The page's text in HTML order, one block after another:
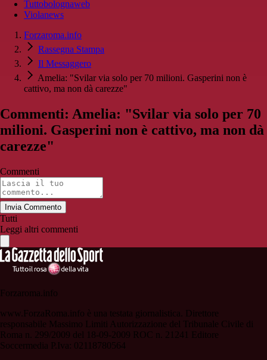
Tuttobolognaweb
Violanews
Forzaroma.info
Rassegna Stampa
Il Messaggero
Amelia: "Svilar via solo per 70 milioni. Gasperini non è
cattivo, ma non dà carezze"
Commenti: Amelia: "Svilar via solo per 70
milioni. Gasperini non è cattivo, ma non dà
carezze"
Commenti
Invia Commento
Tutti
Leggi altri commenti
Forzaroma.info
www.ForzaRoma.info è una testata giornalistica. Direttore
responsabile Massimo Limiti Autorizzazione del Tribunale Civile di
Roma n. 299/2009 del 18-09-2009 ROC n. 21241 Editore
Soccermedia P.Iva: 02118780564